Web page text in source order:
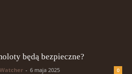
będą bezpieczne?
- 6 maja 2025 0